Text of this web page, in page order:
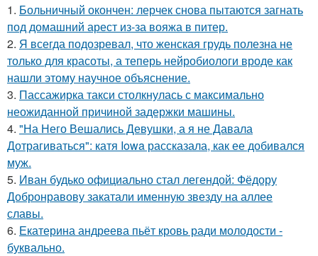
1. Больничный окончен: лерчек снова пытаются загнать
под домашний арест из-за вояжа в питер.
2. Я всегда подозревал, что женская грудь полезна не
только для красоты, а теперь нейробиологи вроде как
нашли этому научное объяснение.
3. Пассажирка такси столкнулась с максимально
неожиданной причиной задержки машины.
4. "На Него Вешались Девушки, а я не Давала
Дотрагиваться": катя Iowa рассказала, как ее добивался
муж.
5. Иван будько официально стал легендой: Фёдору
Добронравову закатали именную звезду на аллее
славы.
6. Екатерина андреева пьёт кровь ради молодости -
буквально.